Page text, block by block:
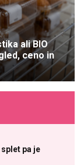
ali BIO
ceno in
pa je